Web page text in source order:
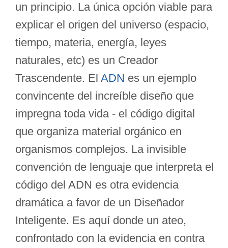
un principio. La única opción viable para
explicar el origen del universo (espacio,
tiempo, materia, energía, leyes
naturales, etc) es un Creador
Trascendente. El ADN es un ejemplo
convincente del increíble diseño que
impregna toda vida - el código digital
que organiza material orgánico en
organismos complejos. La invisible
convención de lenguaje que interpreta el
código del ADN es otra evidencia
dramática a favor de un Diseñador
Inteligente. Es aquí donde un ateo,
confrontado con la evidencia en contra